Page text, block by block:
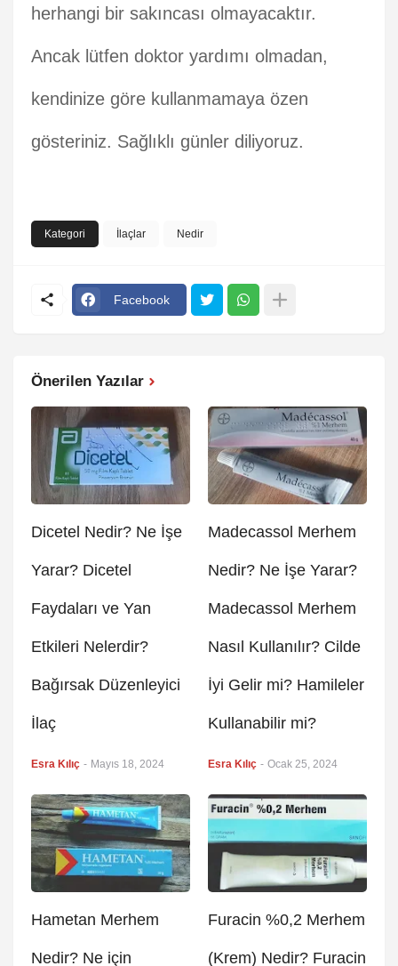
herhangi bir sakıncası olmayacaktır.
Ancak lütfen doktor yardımı olmadan,
kendinize göre kullanmamaya özen
gösteriniz. Sağlıklı günler diliyoruz.
Kategori İlaçlar Nedir
Facebook
Önerilen Yazılar
Dicetel Nedir? Ne İşe
Yarar? Dicetel
Faydaları ve Yan
Etkileri Nelerdir?
Bağırsak Düzenleyici
İlaç
Esra Kılıç - Mayıs 18, 2024
Madecassol Merhem
Nedir? Ne İşe Yarar?
Madecassol Merhem
Nasıl Kullanılır? Cilde
İyi Gelir mi? Hamileler
Kullanabilir mi?
Esra Kılıç - Ocak 25, 2024
Hametan Merhem
Nedir? Ne için
Furacin %0,2 Merhem
(Krem) Nedir? Furacin